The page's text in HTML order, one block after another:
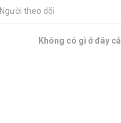
Người theo dõi
Không có gì ở đây cả